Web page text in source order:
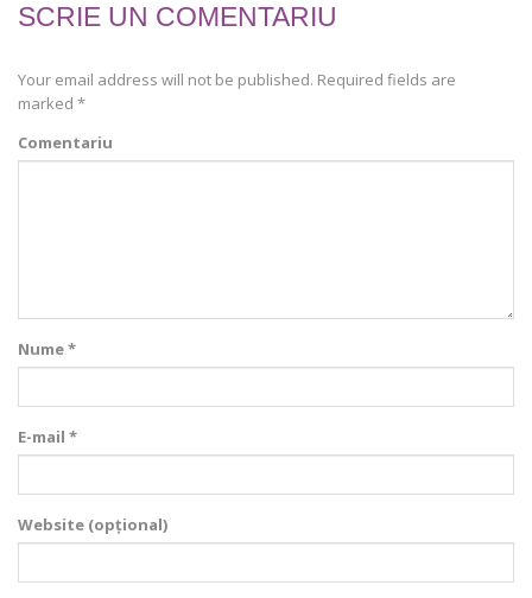
SCRIE UN COMENTARIU
Your email address will not be published. Required fields are
marked *
Comentariu
Nume *
E-mail *
Website (opțional)